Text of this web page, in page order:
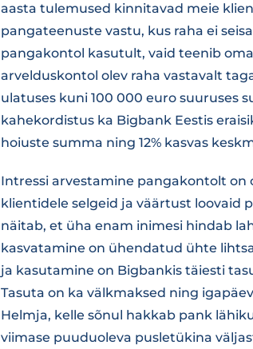
aasta tulemused kinnitavad meie
pangateenuste vastu, kus raha ei
pangakontol kasutult, vaid teenib
arvelduskontol olev raha vastavalt
ulatuses kuni 100 000 euro suuruses
kahekordistus ka Bigbank Eestis
hoiuste summa ning 12% kasvas
Intressi arvestamine pangakontolt on
klientidele selgeid ja väärtust loovaid
näitab, et üha enam inimesi hindab
kasvatamine on ühendatud ühte
ja kasutamine on Bigbankis täiesti
Tasuta on ka välkmaksed ning
Helmja, kelle sõnul hakkab pank
viimase puuduoleva pusletükina